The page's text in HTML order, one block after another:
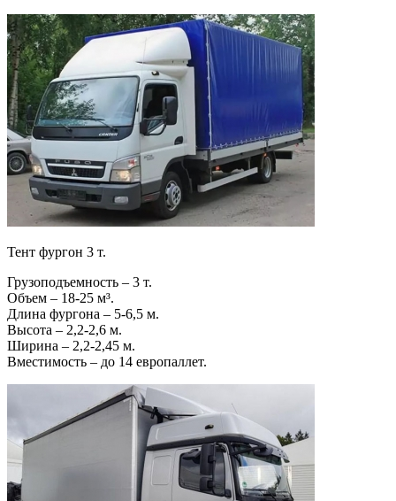
Тент фургон 3 т.
Грузоподъемность – 3 т.
Объем – 18-25 м³.
Длина фургона – 5-6,5 м.
Высота – 2,2-2,6 м.
Ширина – 2,2-2,45 м.
Вместимость – до 14 европаллет.